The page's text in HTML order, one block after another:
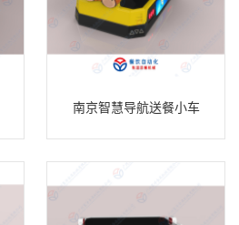
南京智慧导航送餐小车